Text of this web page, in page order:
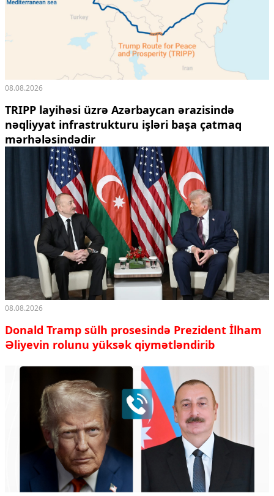
08.08.2026
TRIPP layihəsi üzrə Azərbaycan ərazisində
nəqliyyat infrastrukturu işləri başa çatmaq
mərhələsindədir
08.08.2026
Donald Tramp sülh prosesində Prezident İlham
Əliyevin rolunu yüksək qiymətləndirib